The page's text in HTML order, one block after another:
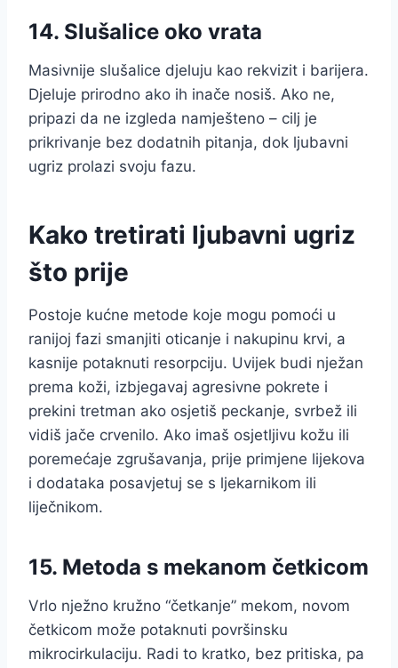
14. Slušalice oko vrata
Masivnije slušalice djeluju kao rekvizit i barijera.
Djeluje prirodno ako ih inače nosiš. Ako ne,
pripazi da ne izgleda namješteno – cilj je
prikrivanje bez dodatnih pitanja, dok ljubavni
ugriz prolazi svoju fazu.
Kako tretirati ljubavni ugriz
što prije
Postoje kućne metode koje mogu pomoći u
ranijoj fazi smanjiti oticanje i nakupinu krvi, a
kasnije potaknuti resorpciju. Uvijek budi nježan
prema koži, izbjegavaj agresivne pokrete i
prekini tretman ako osjetiš peckanje, svrbež ili
vidiš jače crvenilo. Ako imaš osjetljivu kožu ili
poremećaje zgrušavanja, prije primjene lijekova
i dodataka posavjetuj se s ljekarnikom ili
liječnikom.
15. Metoda s mekanom četkicom
Vrlo nježno kružno “četkanje” mekom, novom
četkicom može potaknuti površinsku
mikrocirkulaciju. Radi to kratko, bez pritiska, pa